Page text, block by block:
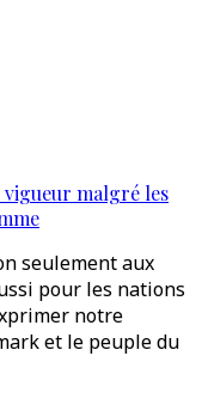
malgré les
seulement aux
pour les nations
notre
et le peuple du